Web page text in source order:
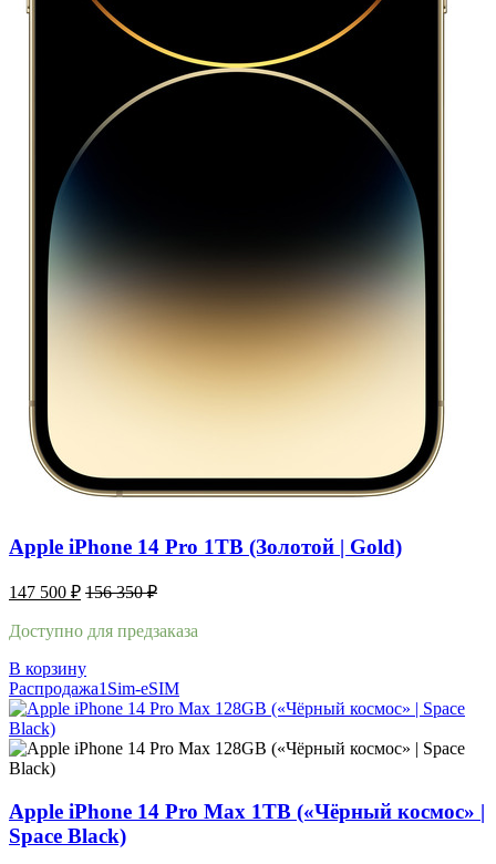
Apple iPhone 14 Pro 1TB (Золотой | Gold)
147 500 ₽ 156 350₽
Доступно для предзаказа
В корзину
Распродажа1Sim-eSIM
Apple iPhone 14 Pro Max 1TB («Чёрный космос» |
Space Black)